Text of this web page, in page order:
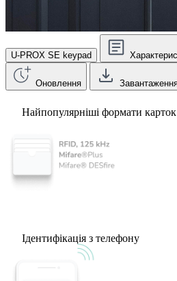
U-PROX SE keypad
Оновлення
Найпопулярніші формати карток
Ідентифікація з телефону